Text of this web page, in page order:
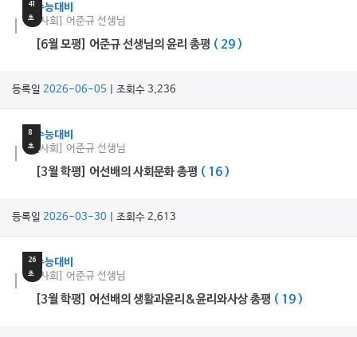
41
초
수능대비
[사회] 어준규 선생님
[6월 모평] 어준규 선생님의 윤리 총평 ( 29 )
등록일 2026-06-05 | 조회수 3,236
8
초
수능대비
[사회] 어준규 선생님
[3월 학평] 어선배의 사회문화 총평 ( 16 )
등록일 2026-03-30 | 조회수 2,613
26
초
수능대비
[사회] 어준규 선생님
[3월 학평] 어선배의 생활과윤리&윤리와사상 총평 ( 19 )